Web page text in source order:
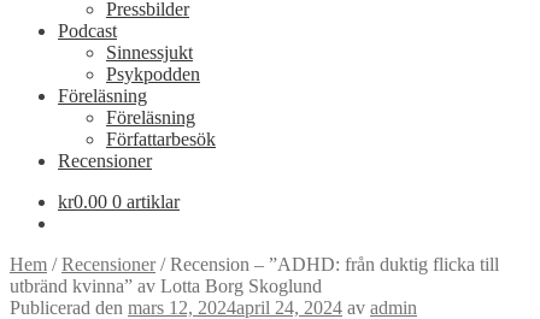
Pressbilder
Podcast
Sinnessjukt
Psykpodden
Föreläsning
Föreläsning
Författarbesök
Recensioner
kr0.00 0 artiklar
Hem /Recensioner/Recension – ”ADHD: från duktig flicka till
utbränd kvinna” av Lotta Borg Skoglund
Publicerad den mars 12, 2024april 24, 2024 av admin